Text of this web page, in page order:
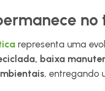
no
representa uma
baixa
, entregando